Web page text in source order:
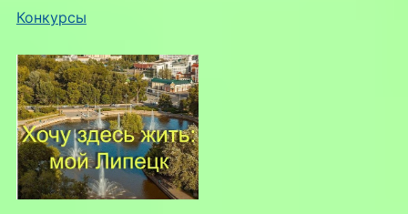
Конкурсы